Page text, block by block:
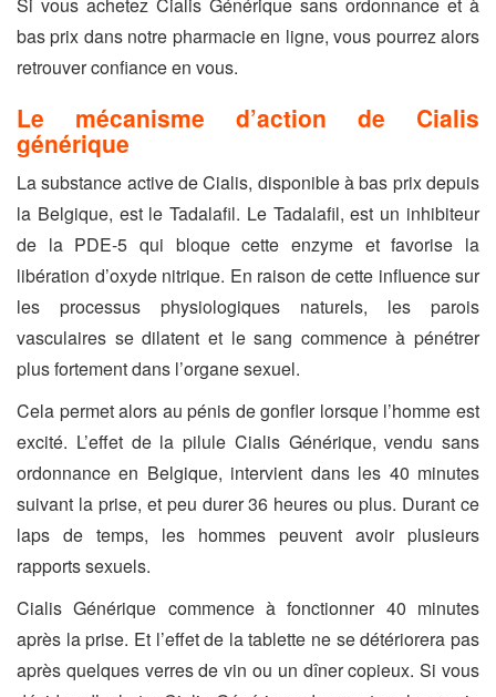
bas prix dans notre pharmacie en ligne, vous pourrez alors
retrouver confiance en vous.
Le mécanisme d’action de Cialis
générique
La substance active de Cialis, disponible à bas prix depuis
la Belgique, est le Tadalafil. Le Tadalafil, est un inhibiteur
de la PDE-5 qui bloque cette enzyme et favorise la
libération d’oxyde nitrique. En raison de cette influence sur
les processus physiologiques naturels, les parois
vasculaires se dilatent et le sang commence à pénétrer
plus fortement dans l’organe sexuel.
Cela permet alors au pénis de gonfler lorsque l’homme est
excité. L’effet de la pilule Cialis Générique, vendu sans
ordonnance en Belgique, intervient dans les 40 minutes
suivant la prise, et peu durer 36 heures ou plus. Durant ce
laps de temps, les hommes peuvent avoir plusieurs
rapports sexuels.
Cialis Générique commence à fonctionner 40 minutes
après la prise. Et l’effet de la tablette ne se détériorera pas
après quelques verres de vin ou un dîner copieux. Si vous